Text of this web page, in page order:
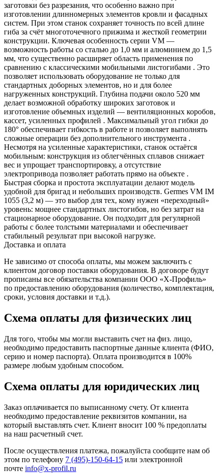
заготовки без разрезания, что особенно важно при
изготовлении длинномерных элементов кровли и фасадных
систем. При этом станок сохраняет точность по всей длине
гиба за счёт многоточечного прижима и жесткой геометрии
конструкции. Ключевая особенность серии VM —
возможность работы со сталью до 1,0 мм и алюминием до 1,5
мм, что существенно расширяет область применения по
сравнению с классическими мобильными листогибами . Это
позволяет использовать оборудование не только для
стандартных доборных элементов, но и для более
нагруженных конструкций. Глубина подачи около 520 мм
делает возможной обработку широких заготовок и
изготовление объемных изделий — вентиляционных коробов,
кассет, усиленных профилей . Максимальный угол гибки до
180° обеспечивает гибкость в работе и позволяет выполнять
сложные операции без дополнительного инструмента .
Несмотря на усиленные характеристики, станок остаётся
мобильным: конструкция из облегчённых сплавов снижает
вес и упрощает транспортировку, а отсутствие
электропривода позволяет работать прямо на объекте .
Быстрая сборка и простота эксплуатации делают модель
удобной для бригад и небольших производств. Germes VM IM
1055 (3,2 м) — это выбор для тех, кому нужен «переходный»
уровень: мощнее стандартных листогибов, но без затрат на
стационарное оборудование. Он подходит для регулярной
работы с более толстыми материалами и обеспечивает
стабильный результат при высокой нагрузке.
Доставка и оплата
Не зависимо от способа оплаты, мы можем заключить с
клиентом договор поставки оборудования. В договоре будут
прописаны все обязательства компании ООО «Х-Профиль»
по предоставлению оборудования (количество, комплектация,
сроки, условия доставки и т.д.).
Схема оплаты для физических лиц
Для того, чтобы мы могли выставить счет на физ. лицо,
необходимо предоставить паспортные данные клиента (ФИО,
серию и номер паспорта). Оплата производится в 100%
размере любым удобным способом.
Схема оплаты для юридических лиц
Заказ оплачивается по выписанному счету. От клиента
необходимо предоставление реквизитов компании, на
который выставлять счет. Клиент вносит 100 % предоплаты
на наш расчетный счет.
После осуществления платежа, пожалуйста сообщите нам об
этом по телефону 7 (495)-150-64-15 или электронной
почте info@x-profil.ru